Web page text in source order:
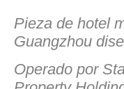
Pieza de hotel
Guangzhou
Operado por